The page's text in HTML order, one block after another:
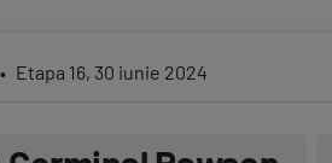
Etapa 16, 30 iunie 2024